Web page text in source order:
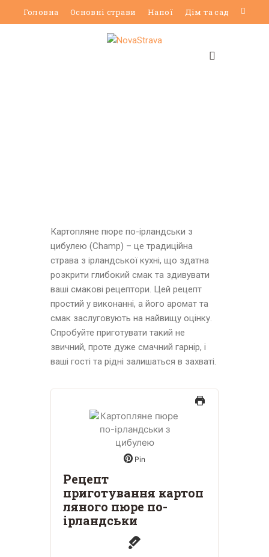
Головна Основні страви Напої Дім та сад
Картопляне пюре по-ірландськи з
цибулею (Champ) – це традиційна
страва з ірландської кухні, що здатна
розкрити глибокий смак та здивувати
ваші смакові рецептори. Цей рецепт
простий у виконанні, а його аромат та
смак заслуговують на найвищу оцінку.
Спробуйте приготувати такий не
звичний, проте дуже смачний гарнір, і
ваші гості та рідні залишаться в захваті.
Pin
Рецепт
приготування картоп
ляного пюре по-
ірландськи